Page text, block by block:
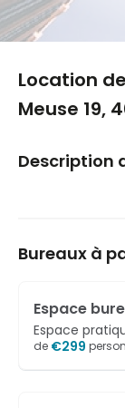
Location
Meuse 19,
Description
Bureaux à
Espace
Espace
de €299